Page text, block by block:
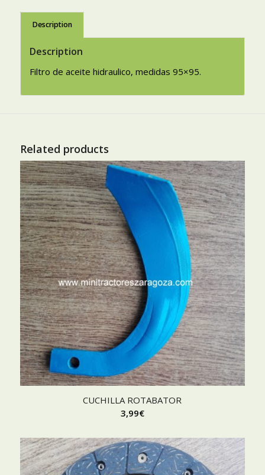
Description
Description
Filtro de aceite hidraulico, medidas 95×95.
Related products
CUCHILLA ROTABATOR
3,99€